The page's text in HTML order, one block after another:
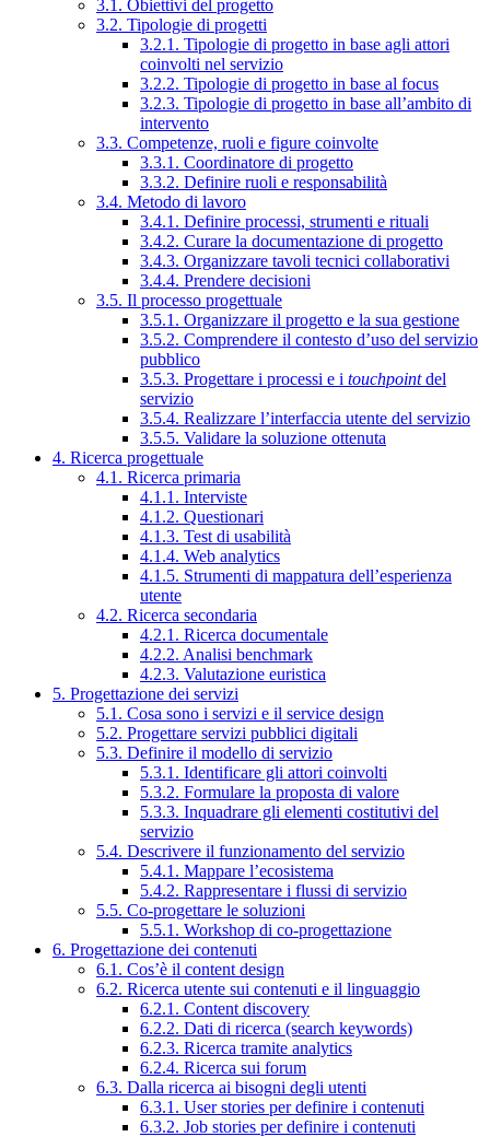
3.1. Obiettivi del progetto
3.2. Tipologie di progetti
3.2.1. Tipologie di progetto in base agli attori
coinvolti nel servizio
3.2.2. Tipologie di progetto in base al focus
3.2.3. Tipologie di progetto in base all’ambito di
intervento
3.3. Competenze, ruoli e figure coinvolte
3.3.1. Coordinatore di progetto
3.3.2. Definire ruoli e responsabilità
3.4. Metodo di lavoro
3.4.1. Definire processi, strumenti e rituali
3.4.2. Curare la documentazione di progetto
3.4.3. Organizzare tavoli tecnici collaborativi
3.4.4. Prendere decisioni
3.5. Il processo progettuale
3.5.1. Organizzare il progetto e la sua gestione
3.5.2. Comprendere il contesto d’uso del servizio
pubblico
3.5.3. Progettare i processi e i touchpointdel
servizio
3.5.4. Realizzare l’interfaccia utente del servizio
3.5.5. Validare la soluzione ottenuta
4. Ricerca progettuale
4.1. Ricerca primaria
4.1.1. Interviste
4.1.2. Questionari
4.1.3. Test di usabilità
4.1.4. Web analytics
4.1.5. Strumenti di mappatura dell’esperienza
utente
4.2. Ricerca secondaria
4.2.1. Ricerca documentale
4.2.2. Analisi benchmark
4.2.3. Valutazione euristica
5. Progettazione dei servizi
5.1. Cosa sono i servizi e il service design
5.2. Progettare servizi pubblici digitali
5.3. Definire il modello di servizio
5.3.1. Identificare gli attori coinvolti
5.3.2. Formulare la proposta di valore
5.3.3. Inquadrare gli elementi costitutivi del
servizio
5.4. Descrivere il funzionamento del servizio
5.4.1. Mappare l’ecosistema
5.4.2. Rappresentare i flussi di servizio
5.5. Co-progettare le soluzioni
5.5.1. Workshop di co-progettazione
6. Progettazione dei contenuti
6.1. Cos’è il content design
6.2. Ricerca utente sui contenuti e il linguaggio
6.2.1. Content discovery
6.2.2. Dati di ricerca (search keywords)
6.2.3. Ricerca tramite analytics
6.2.4. Ricerca sui forum
6.3. Dalla ricerca ai bisogni degli utenti
6.3.1. User stories per definire i contenuti
6.3.2. Job stories per definire i contenuti